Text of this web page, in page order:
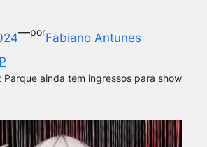
—porFabiano Antunes
Parque ainda tem ingressos para show